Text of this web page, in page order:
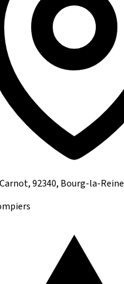
92340, Bourg-la-Reine